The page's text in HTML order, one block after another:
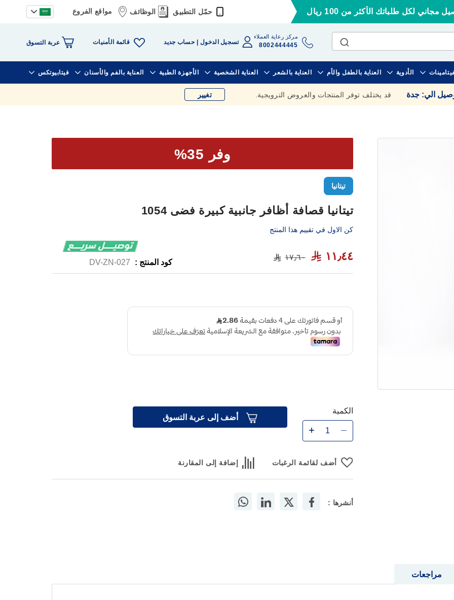
مجاني لكل طلباتك الأكثر من 100 ريال حمّل التطبيق الوظائف مواقع الفروع
مركز رعاية العملاء
8002444445 تسجيل الدخول حساب جديد قائمة الأمنيات عربة التسوق
الأدوية العناية بالطفل والأم العناية بالشعر العناية الشخصية الأجهزة الطبية العناية بالفم والأسنان فيتابيوتكس
الي: جدة قد يختلف توفر المنتجات والعروض الترويجية. تغيير
وفر 35%
تيتانيا
تيتانيا قصافة أظافر جانبية كبيرة فضى 1054
كن الاول في تقييم هذا المنتج
١١٫٤٤ ١٧٫٦٠
كود المنتج : DV-ZN-027
الكمية
أضف إلى عربة التسوق
أضف لقائمة الرغبات إضافة إلى المقارنة
أنشرها :
مراجعات